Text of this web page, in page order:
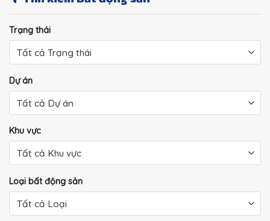
Trạng thái
Dự án
Khu vực
Loại bất động sản